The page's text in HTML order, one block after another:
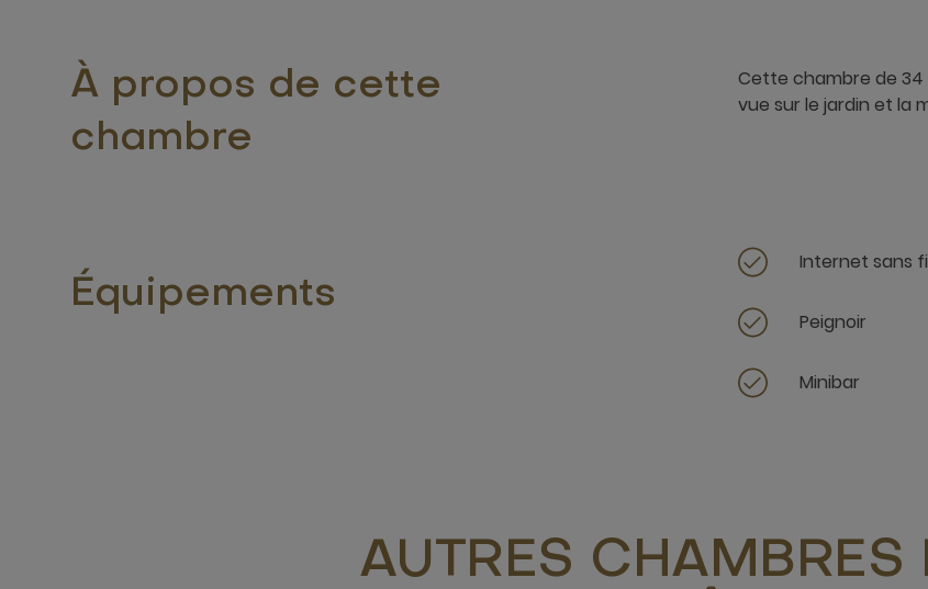
À propos de cette
chambre
Cette chambre de 34
vue sur le jardin et la
Équipements
Internet sans
Peignoir
Minibar
AUTRES CHAMBRES